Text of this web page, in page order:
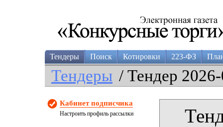
Тендеры Поиск Котировки 223-ФЗ
Тендеры / Тендер
Кабинет подписчика
Настроить профиль рассылки